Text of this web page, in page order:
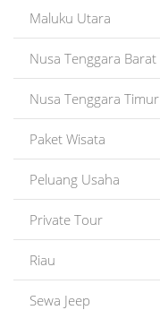
Maluku Utara
Nusa Tenggara Barat
Nusa Tenggara Timur
Paket Wisata
Peluang Usaha
Private Tour
Riau
Sewa Jeep